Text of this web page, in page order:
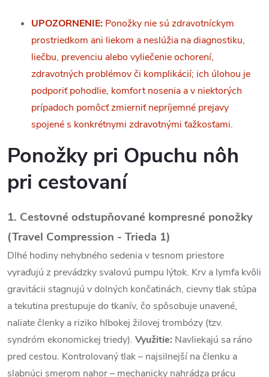
c
i
e
p
r
v
k
y
v
ý
UPOZORNENIE: Ponožky nie sú zdravotníckym
prostriedkom ani liekom a neslúžia na diagnostiku,
liečbu, prevenciu alebo vyliečenie ochorení,
zdravotných problémov či komplikácií; ich úlohou je
podporiť pohodlie, komfort nosenia a v niektorých
prípadoch pomôcť zmierniť nepríjemné prejavy
spojené s konkrétnymi zdravotnými ťažkosťami.
Ponožky pri Opuchu nôh
pri cestovaní
1. Cestovné odstupňované kompresné ponožky
(Travel Compression - Trieda 1)
Dlhé hodiny nehybného sedenia v tesnom priestore
vyraďujú z prevádzky svalovú pumpu lýtok. Krv a lymfa kvôli
gravitácii stagnujú v dolných končatinách, cievny tlak stúpa
a tekutina prestupuje do tkanív, čo spôsobuje unavené,
naliate členky a riziko hlbokej žilovej trombózy (tzv.
syndróm ekonomickej triedy). Využitie: Navliekajú sa ráno
pred cestou. Kontrolovaný tlak – najsilnejší na členku a
slabnúci smerom nahor – mechanicky nahrádza prácu